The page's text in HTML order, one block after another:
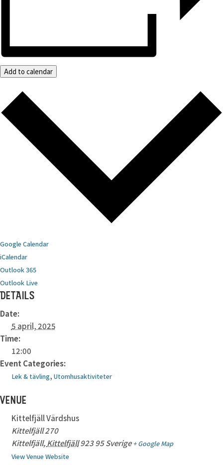
Add to calendar
Google Calendar
iCalendar
Outlook 365
Outlook Live
DETAILS
Date:
5 april, 2025
Time:
12:00
Event Categories:
Lek & tävling, Utomhusaktiviteter
VENUE
Kittelfjäll Värdshus
Kittelfjäll 270
Kittelfjäll, Kittelfjäll 923 95 Sverige + Google Map
View Venue Website